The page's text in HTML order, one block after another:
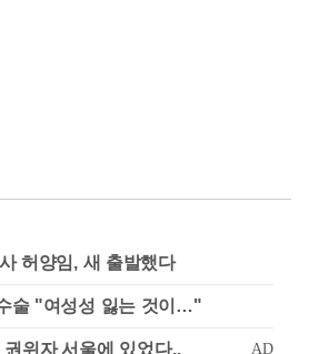
허양임, 새 출발했다
술 "여성성 잃는 것이…"